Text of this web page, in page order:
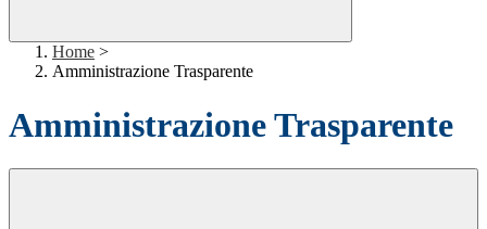
Home >
Amministrazione Trasparente
Amministrazione Trasparente